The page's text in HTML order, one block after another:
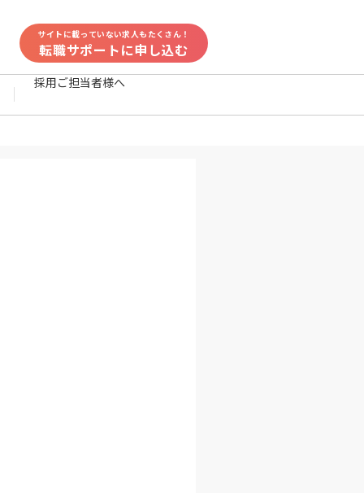
サイトに載っていない求人もたくさん！
転職サポートに申し込む
採用ご担当者様へ